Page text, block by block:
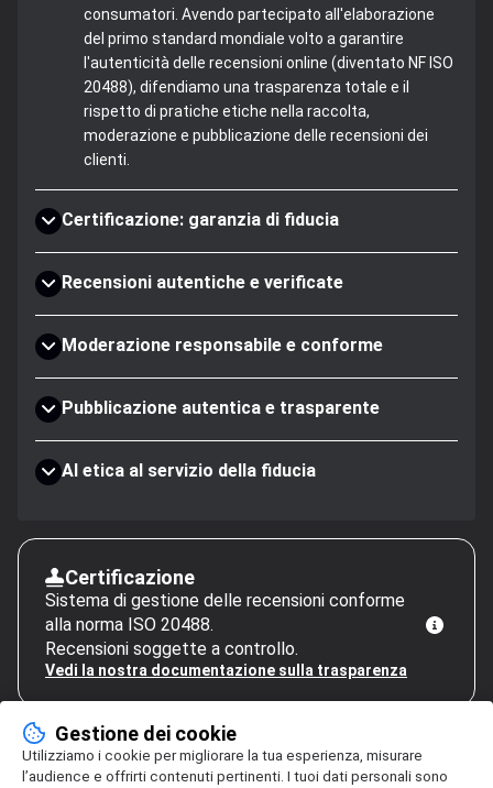
consumatori. Avendo partecipato all'elaborazione
del primo standard mondiale volto a garantire
l'autenticità delle recensioni online (diventato NF ISO
20488), difendiamo una trasparenza totale e il
rispetto di pratiche etiche nella raccolta,
moderazione e pubblicazione delle recensioni dei
clienti.
Certificazione: garanzia di fiducia
Recensioni autentiche e verificate
Moderazione responsabile e conforme
Pubblicazione autentica e trasparente
AI etica al servizio della fiducia
Certificazione
Sistema di gestione delle recensioni conforme
alla norma ISO 20488.
Recensioni soggette a controllo.
Vedi la nostra documentazione sulla trasparenza
Gestione dei cookie
Utilizziamo i cookie per migliorare la tua esperienza, misurare
l’audience e offrirti contenuti pertinenti. I tuoi dati personali sono